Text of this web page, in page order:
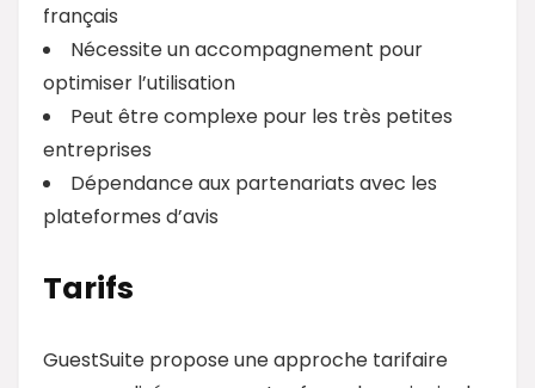
français
Nécessite un accompagnement pour
optimiser l’utilisation
Peut être complexe pour les très petites
entreprises
Dépendance aux partenariats avec les
plateformes d’avis
Tarifs
GuestSuite propose une approche tarifaire